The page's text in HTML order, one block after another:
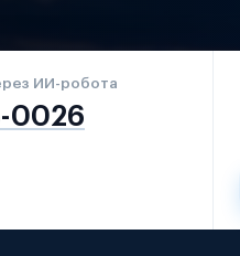
ИИ-робота
0026